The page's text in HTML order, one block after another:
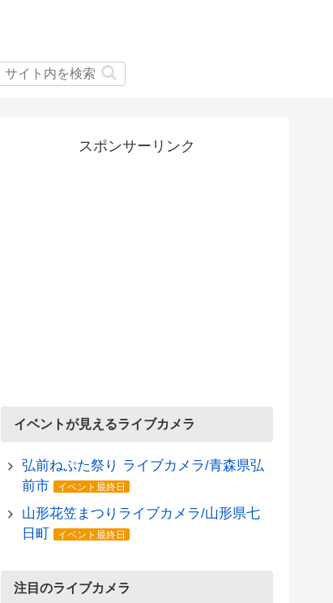
スポンサーリンク
イベントが見えるライブカメラ
弘前ねぷた祭り ライブカメラ/青森県弘
前市
イベント最終日
山形花笠まつりライブカメラ/山形県七
日町
イベント最終日
注目のライブカメラ